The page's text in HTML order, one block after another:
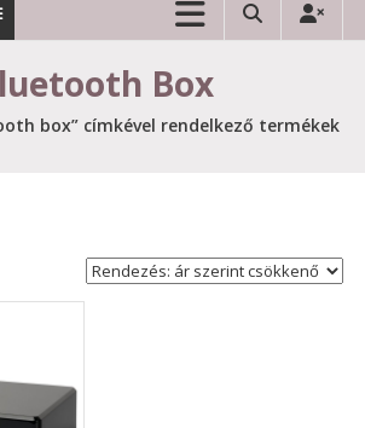
Box
box” címkével rendelkező termékek